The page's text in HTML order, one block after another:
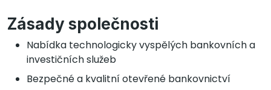
Zásady společnosti
Nabídka technologicky vyspělých bankovních a
investičních služeb
Bezpečné a kvalitní otevřené bankovnictví